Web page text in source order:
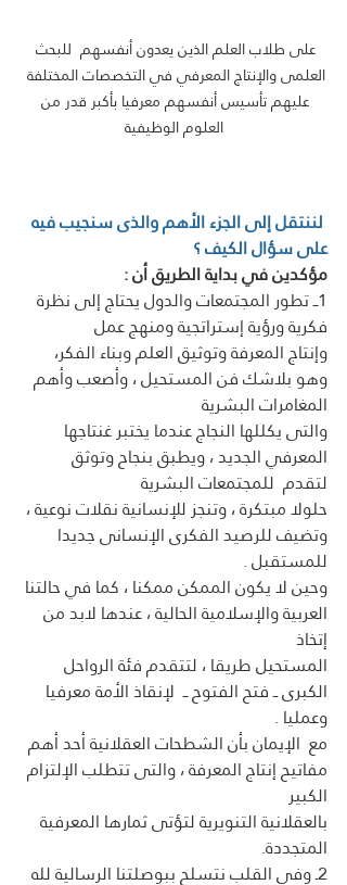
على طلاب العلم الذين يعدون أنفسهم  للبحث
العلمى والإنتاج المعرفي في التخصصات المختلفة
عليهم تأسيس أنفسهم معرفيا بأكبر قدر من
العلوم الوظيفية
لننتقل إلى الجزء الأهم والذى سنجيب فيه
على سؤال الكيف ؟
مؤكدين في بداية الطريق أن :
1ــ تطور المجتمعات والدول يحتاج إلى نظرة
فكرية ورؤية إستراتجية ومنهج عمل
وإنتاج المعرفة وتوثيق العلم وبناء الفكر،
وهو بلاشك فن المستحيل ، وأصعب وأهم
المغامرات البشرية
والتى يكللها النجاج عندما يختبر غنتاجها
المعرفي الجديد ، ويطبق بنجاح وتوثق
لتقدم  للمجتمعات البشرية
حلولا مبتكرة ، وتنجز للإنسانية نقلات نوعية ،
وتضيف للرصيد الفكرى الإنسانى جديدا
للمستقبل .
وحين لا يكون الممكن ممكنا ، كما في حالتنا
العربية والإسلامية الحالية ، عندها لابد من
إتخاذ
المستحيل طريقا ، لتتقدم فئة الرواحل
الكبرى ــ فتح الفتوح ــ  لإنقاذ الأمة معرفيا
وعمليا .
مع  الإيمان بأن الشطحات العقلانية أحد أهم
مفاتيح إنتاج المعرفة ، والتى تتطلب الإلتزام
الكبير
بالعقلانية التنويرية لتؤتى ثمارها المعرفية
المتجددة.
2ـ وفي القلب نتسلح ببوصلتنا الرسالية لله